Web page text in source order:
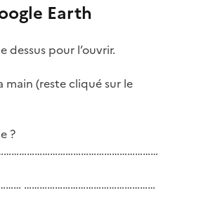
Earth
dessus pour l’ouvrir.
main (reste cliqué sur le
?
……………………………………………